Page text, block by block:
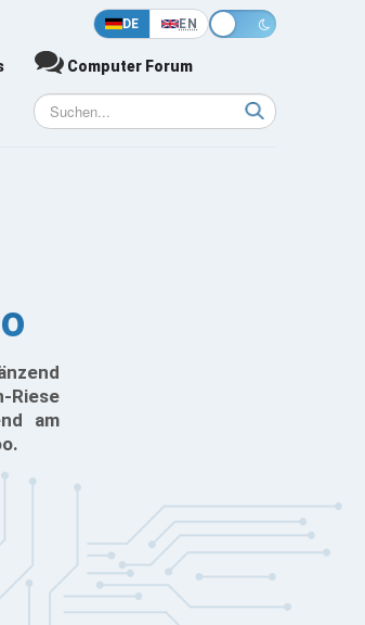
DE EN
Computer Forum
Riese
am